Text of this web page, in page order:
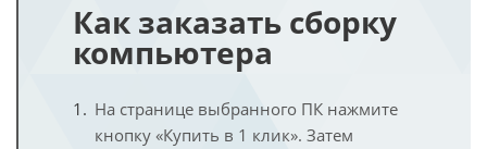
Как заказать сборку
компьютера
На странице выбранного ПК нажмите
кнопку «Купить в 1 клик». Затем